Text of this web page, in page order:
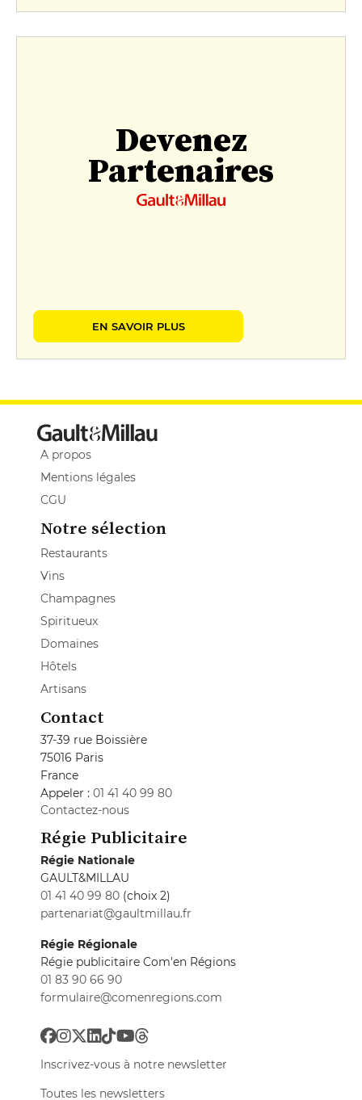
Devenez
Partenaires
EN SAVOIR PLUS
A propos
Mentions légales
CGU
Notre sélection
Restaurants
Vins
Champagnes
Spiritueux
Domaines
Hôtels
Artisans
Contact
37-39 rue Boissière
75016 Paris
France
Appeler : 01 41 40 99 80
Contactez-nous
Régie Publicitaire
Régie Nationale
GAULT&MILLAU
01 41 40 99 80 (choix 2)
partenariat@gaultmillau.fr
Régie Régionale
Régie publicitaire Com'en Régions
01 83 90 66 90
formulaire@comenregions.com
Inscrivez-vous à notre newsletter
Toutes les newsletters